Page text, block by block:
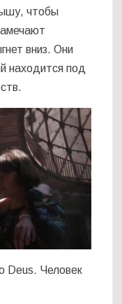
чтобы
вниз. Они
находится под
Deus. Человек